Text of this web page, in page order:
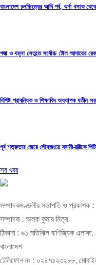
বাংলাদেশ চলচ্চিত্রের আদি পর্ব, ঝর্না বসাক
পদ্মা ও যমুনা সেতুতে সর্বোচ্চ টোল আদায়ের
বিশিষ্ট প্রাবন্ধিক ও শিক্ষাবিদ অধ্যাপক যতীন
পূর্ব শত্রুতার জেরে
সব খবর
সম্পাদকমণ্ডলীর সভাপতি ও প্রকাশক :
সম্পাদক : অলক কুমার মিত্র
ঠিকানা : ৬১ মতিঝিল বাণিজ্যিক
বাংলাদেশ
টেলিফোন নং : ০২৪৭১২৩২৮৮,